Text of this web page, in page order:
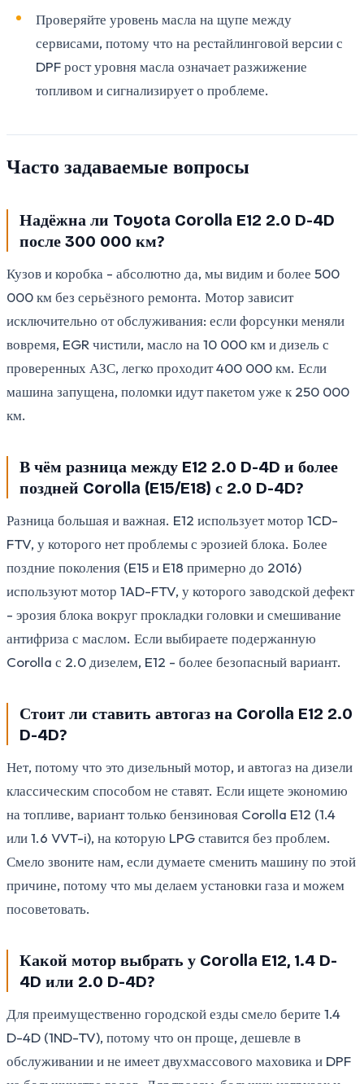
Проверяйте уровень масла на щупе между
сервисами, потому что на рестайлинговой версии с
DPF рост уровня масла означает разжижение
топливом и сигнализирует о проблеме.
Часто задаваемые вопросы
Надёжна ли Toyota Corolla E12 2.0 D-4D
после 300 000 км?
Кузов и коробка - абсолютно да, мы видим и более 500
000 км без серьёзного ремонта. Мотор зависит
исключительно от обслуживания: если форсунки меняли
вовремя, EGR чистили, масло на 10 000 км и дизель с
проверенных АЗС, легко проходит 400 000 км. Если
машина запущена, поломки идут пакетом уже к 250 000
км.
В чём разница между E12 2.0 D-4D и более
поздней Corolla (E15/E18) с 2.0 D-4D?
Разница большая и важная. E12 использует мотор 1CD-
FTV, у которого нет проблемы с эрозией блока. Более
поздние поколения (E15 и E18 примерно до 2016)
используют мотор 1AD-FTV, у которого заводской дефект
- эрозия блока вокруг прокладки головки и смешивание
антифриза с маслом. Если выбираете подержанную
Corolla с 2.0 дизелем, E12 - более безопасный вариант.
Стоит ли ставить автогаз на Corolla E12 2.0
D-4D?
Нет, потому что это дизельный мотор, и автогаз на дизели
классическим способом не ставят. Если ищете экономию
на топливе, вариант только бензиновая Corolla E12 (1.4
или 1.6 VVT-i), на которую LPG ставится без проблем.
Смело звоните нам, если думаете сменить машину по этой
причине, потому что мы делаем установки газа и можем
посоветовать.
Какой мотор выбрать у Corolla E12, 1.4 D-
4D или 2.0 D-4D?
Для преимущественно городской езды смело берите 1.4
D-4D (1ND-TV), потому что он проще, дешевле в
обслуживании и не имеет двухмассового маховика и DPF